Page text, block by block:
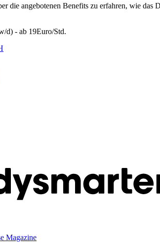
die angebotenen Benefits zu erfahren, wie
d) - ab 19Euro/Std.
Magazine